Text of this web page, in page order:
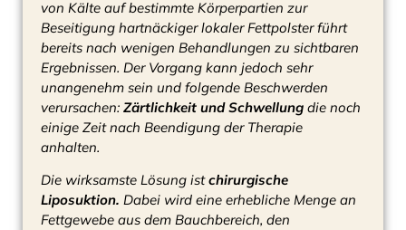
von Kälte auf bestimmte Körperpartien zur
Beseitigung hartnäckiger lokaler Fettpolster führt
bereits nach wenigen Behandlungen zu sichtbaren
Ergebnissen. Der Vorgang kann jedoch sehr
unangenehm sein und folgende Beschwerden
verursachen: Zärtlichkeit und Schwellung die noch
einige Zeit nach Beendigung der Therapie
anhalten.
Die wirksamste Lösung istchirurgische
Liposuktion. Dabei wird eine erhebliche Menge an
Fettgewebe aus dem Bauchbereich, den